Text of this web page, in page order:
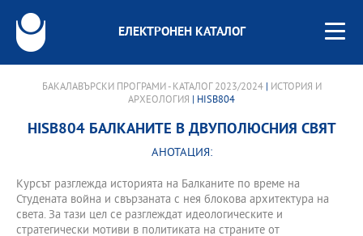
ЕЛЕКТРОНЕН КАТАЛОГ
БАКАЛАВЪРСКИ ПРОГРАМИ - КАТАЛОГ 2023/2024| ИСТОРИЯ И
АРХЕОЛОГИЯ | HISB804
HISB804 БАЛКАНИТЕ В ДВУПОЛЮСНИЯ СВЯТ
АНОТАЦИЯ:
Курсът разглежда историята на Балканите по време на
Студената война и свързаната с нея блокова архитектура на
света. За тази цел се разглеждат идеологическите и
стратегически мотиви в политиката на страните от